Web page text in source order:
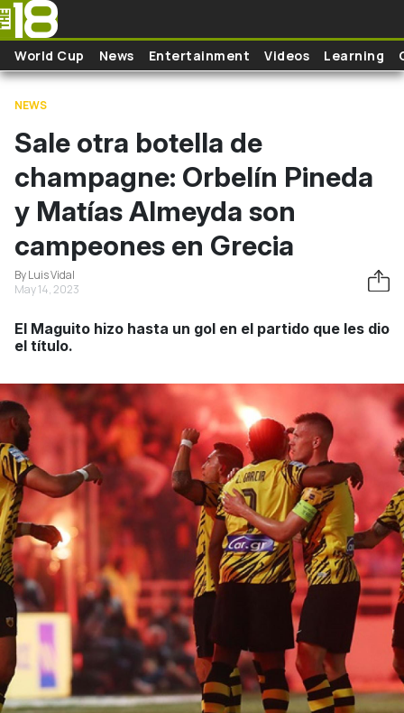
Skip to main content
World Cup News Entertainment Videos Learning
NEWS
Sale otra botella de
champagne: Orbelín Pineda
y Matías Almeyda son
campeones en Grecia
By Luis Vidal
May 14, 2023
El Maguito hizo hasta un gol en el partido que les dio
el título.